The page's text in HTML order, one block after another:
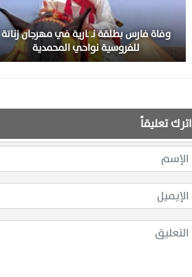
وفاة فارس بطلقة نـ ـارية في مهرجان زناتة
للفروسية نواحي المحمدية
اترك تعليقاً